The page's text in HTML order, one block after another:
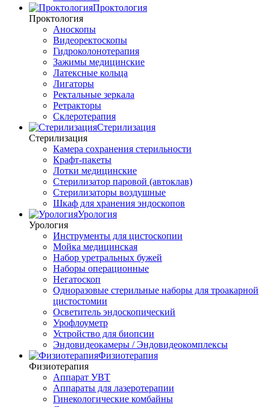
Проктология
Проктология
Аноскопы
Видеоректоскопы
Гидроколонотерапия
Зажимы медицинские
Латексные кольца
Лигаторы
Ректальные зеркала
Ретракторы
Склеротерапия
Стерилизация
Стерилизация
Камера сохранения стерильности
Крафт-пакеты
Лотки медицинские
Стерилизатор паровой (автоклав)
Стерилизаторы воздушные
Шкаф для хранения эндоскопов
Урология
Урология
Инструменты для цистоскопии
Мойка медицинская
Набор уретральных бужей
Наборы операционные
Негатоскоп
Одноразовые стерильные наборы для троакарной
цистостомии
Осветитель эндоскопический
Урофлоуметр
Устройство для биопсии
Эндовидеокамеры / Эндовидеокомплексы
Физиотерапия
Физиотерапия
Аппарат УВТ
Аппараты для лазеротерапии
Гинекологические комбайны